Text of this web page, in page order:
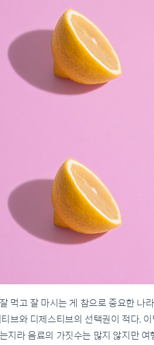
먹고 잘 마시는 게 참으로 중요한 나
브와 디제스티브의 선택권이 적다.
지라 음료의 가짓수는 많지 않지만